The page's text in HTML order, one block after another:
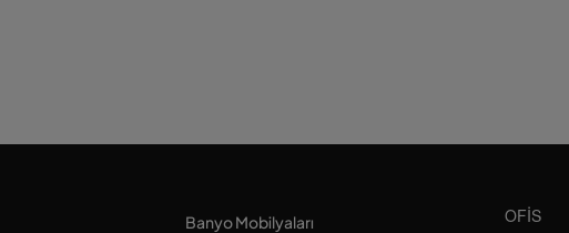
Banyo Mobilyaları OFIS